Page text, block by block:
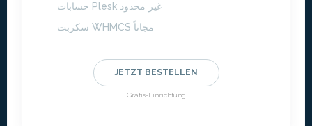
حسابات Plesk غير محدود
سكربت WHMCS مجاناً
JETZT BESTELLEN
Gratis-Einrichtung